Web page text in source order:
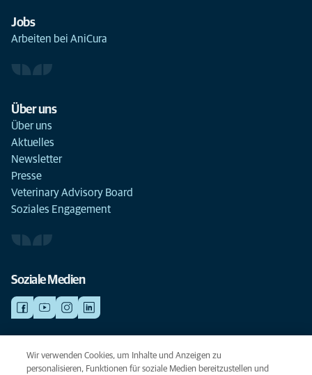
Jobs
Arbeiten bei AniCura
Über uns
Über uns
Aktuelles
Newsletter
Presse
Veterinary Advisory Board
Soziales Engagement
Soziale Medien
NOTDIENSTE
Finden Sie hier Standorte mit Notfall-Service. Weil Ihr Tier die beste
Wir verwenden Cookies, um Inhalte und Anzeigen zu
personalisieren, Funktionen für soziale Medien bereitzustellen und